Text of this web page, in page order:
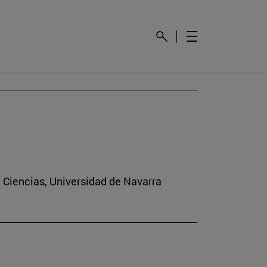
Universidad de Navarra